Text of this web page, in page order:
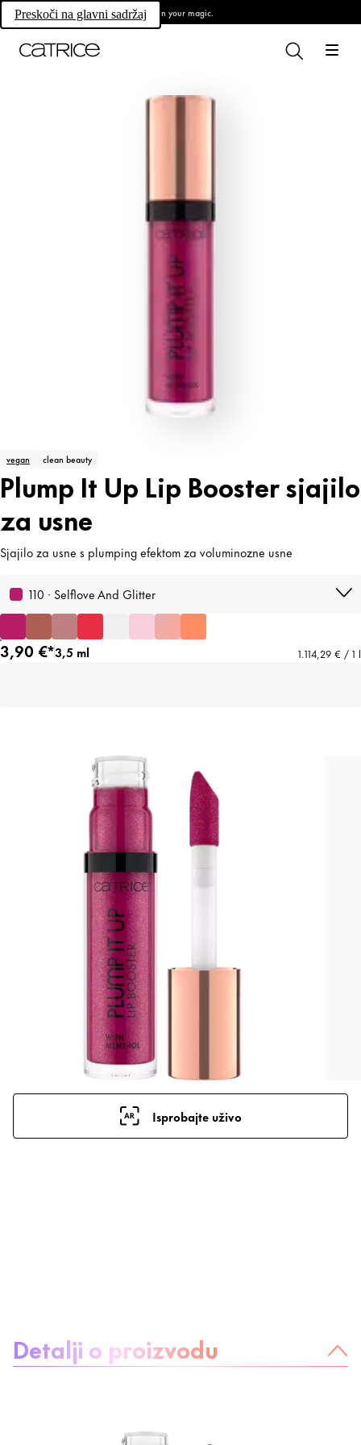
Preskoči na glavni sadržaj Own your magic.
vegan clean beauty
Plump It Up Lip Booster sjajilo
za usne
Sjajilo za usne s plumping efektom za voluminozne usne
110 · Selflove And Glitter
3,90 €*3,5 ml 1.114,29 € / 1 l
Isprobajte uživo
Detalji o proizvodu